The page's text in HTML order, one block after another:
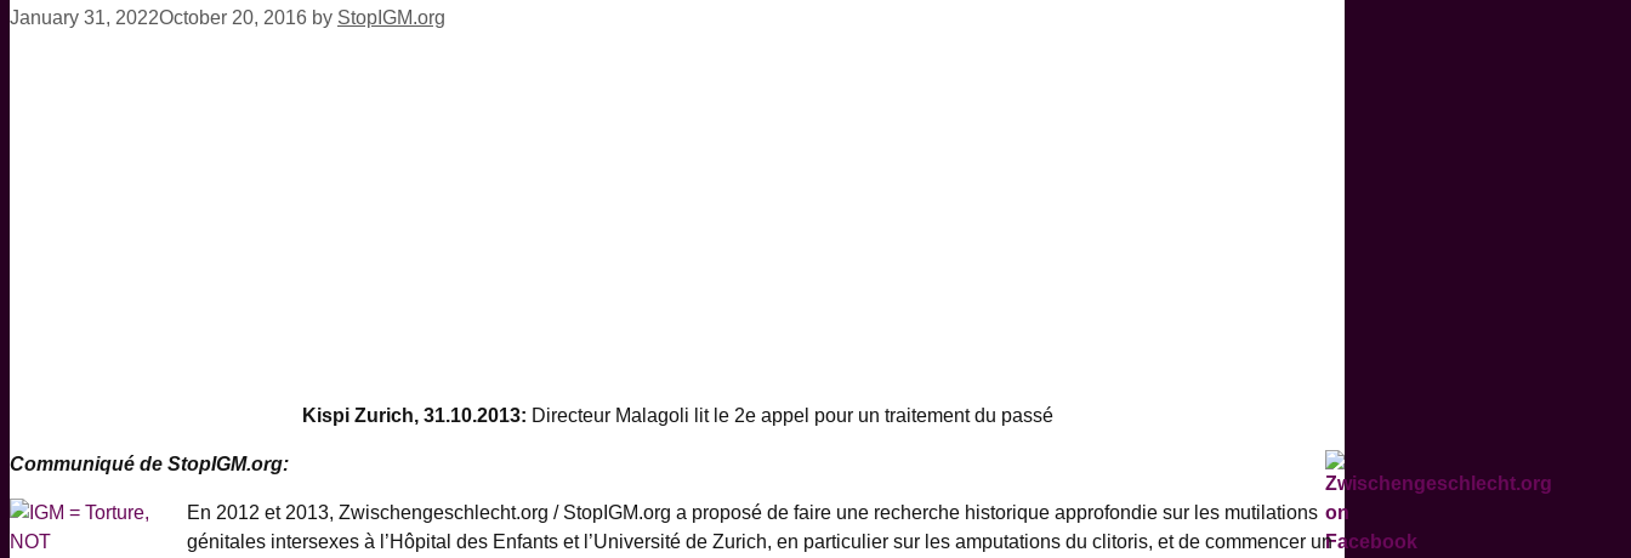
January 31, 2022October 20, 2016 by StopIGM.org
Kispi Zurich, 31.10.2013: Directeur Malagoli lit le 2e appel pour un traitement du passé
Communiqué de StopIGM.org:
En 2012 et 2013, Zwischengeschlecht.org / StopIGM.org a proposé de faire une recherche historique approfondie sur les mutilations
génitales intersexes à l’Hôpital des Enfants et l’Université de Zurich, en particulier sur les amputations du clitoris, et de commencer un